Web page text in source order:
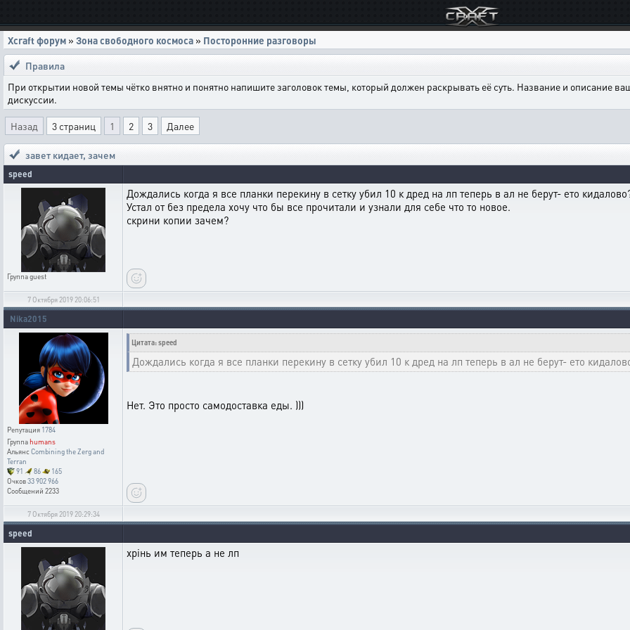
Xcraft форум » Зона свободного космоса » Посторонние разговоры
Правила
При открытии новой темы чётко внятно и понятно напишите заголовок темы, который должен раскрывать её суть. Название и описание
дискуссии.
Назад 3 страниц 1 2 3 Далее
завет кидает, зачем
speed
Группаguest
Дождались когда я все планки перекину в сетку убил 10 к дред на лп теперь в ал не берут- ето
Устал от без предела хочу что бы все прочитали и узнали для себе что то новое.
скрини копии зачем?
7 Октября 2019 20:06:51
Nika2015
Репутация 1784
Группаhumans
АльянсCombining the Zerg and
Terran
91
86
165
Очков33 902 966
Сообщений 2233
Цитата: speed
Дождались когда я все планки перекину в сетку убил 10 к дред на лп теперь в ал не берут- ето
Нет. Это просто самодоставка еды. )))
7 Октября 2019 20:29:34
speed
хрінь им теперь а не лп